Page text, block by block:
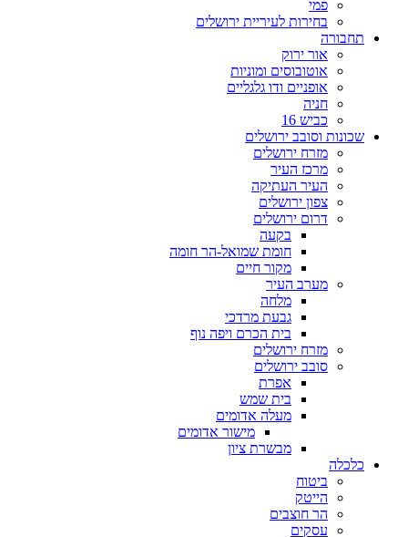
פמי
בחירות לעיריית ירושלים
תחבורה
אור ירוק
אוטובוסים ומוניות
אופניים ודו גלגליים
חניה
כביש 16
שכונות וסובב ירושלים
מזרח ירושלים
מרכז העיר
העיר העתיקה
צפון ירושלים
דרום ירושלים
בקעה
חומת שמואל-הר חומה
מקור חיים
מערב העיר
מלחה
גבעת מרדכי
בית הכרם ויפה נוף
מזרח ירושלים
סובב ירושלים
אפרת
בית שמש
מעלה אדומים
מישור אדומים
מבשרת ציון
כלכלה
ביטוח
הייטק
הר חוצבים
עסקים